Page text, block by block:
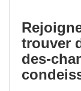
trouver
des-